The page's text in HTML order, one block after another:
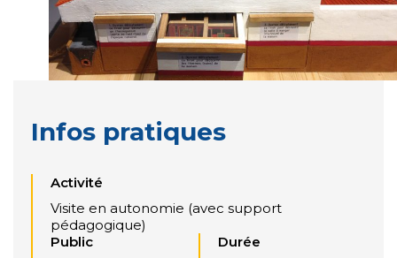
Infos pratiques
Activité
Visite en autonomie (avec support
pédagogique)
Public
Durée